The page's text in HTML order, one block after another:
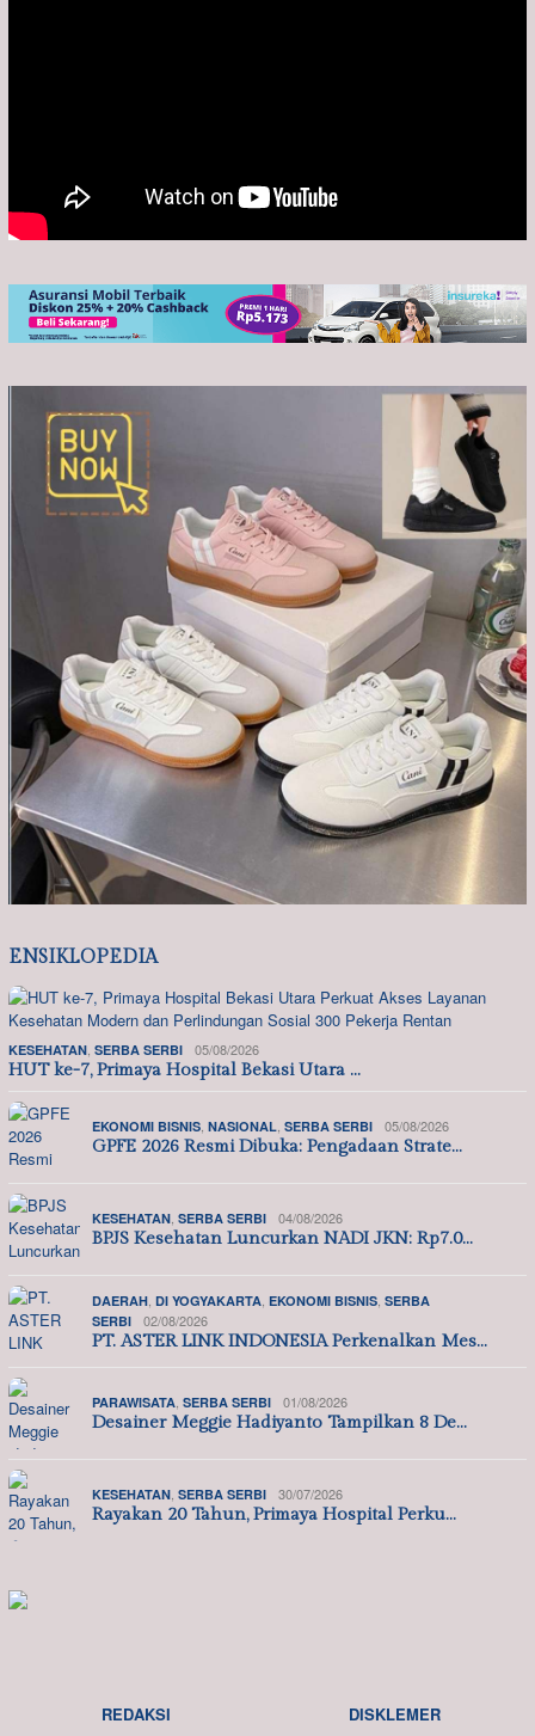
ENSIKLOPEDIA
KESEHATAN SERBA SERBI 05/08/2026
HUT ke-7, Primaya Hospital Bekasi Utara …
EKONOMI BISNIS NASIONAL SERBA SERBI 05/08/2026
GPFE 2026 Resmi Dibuka: Pengadaan Strate…
KESEHATAN SERBA SERBI 04/08/2026
BPJS Kesehatan Luncurkan NADI JKN: Rp7.0…
DAERAH DI YOGYAKARTA EKONOMI BISNIS SERBA
SERBI
02/08/2026
PT. ASTER LINK INDONESIA Perkenalkan Mes…
PARAWISATA SERBA SERBI 01/08/2026
Desainer Meggie Hadiyanto Tampilkan 8 De…
KESEHATAN SERBA SERBI 30/07/2026
Rayakan 20 Tahun, Primaya Hospital Perku…
REDAKSI DISKLEMER